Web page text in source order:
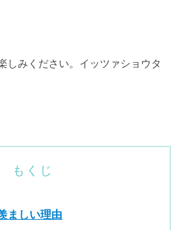
しみください。イッツァショウタ
もくじ
ましい理由